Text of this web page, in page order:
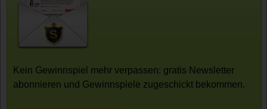
Kein Gewinnspiel mehr verpassen: gratis Newsletter
abonnieren und Gewinnspiele zugeschickt bekommen.